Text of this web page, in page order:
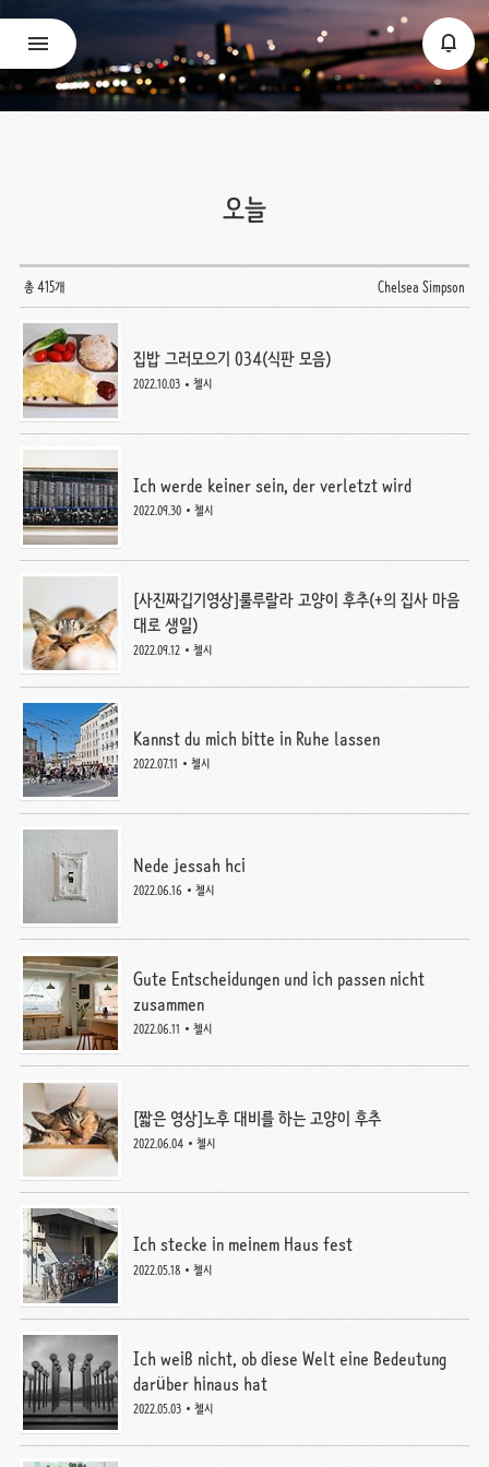
오늘
총 415개 Chelsea Simpson
집밥 그러모으기 034(식판 모음)
2022.10.03 첼시
Ich werde keiner sein, der verletzt wird
2022.09.30 첼시
[사진짜깁기영상]룰루랄라 고양이 후추(+의 집사 마음
대로 생일)
2022.09.12 첼시
Kannst du mich bitte in Ruhe lassen
2022.07.11 첼시
Nede jessah hci
2022.06.16 첼시
Gute Entscheidungen und ich passen nicht
zusammen
2022.06.11 첼시
[짧은 영상]노후 대비를 하는 고양이 후추
2022.06.04 첼시
Ich stecke in meinem Haus fest
2022.05.18 첼시
Ich weiß nicht, ob diese Welt eine Bedeutung
darüber hinaus hat
2022.05.03 첼시